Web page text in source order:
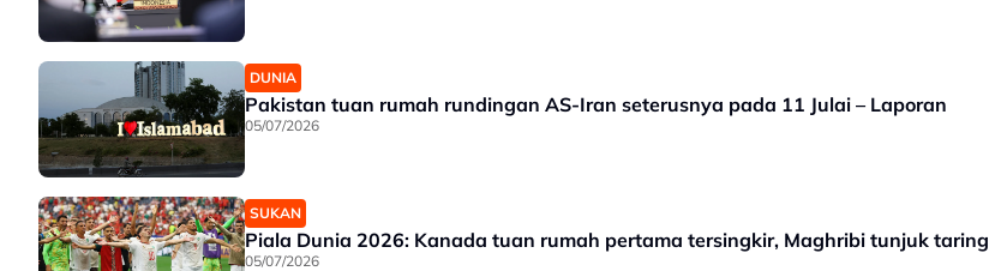
DUNIA
Pakistan tuan rumah rundingan AS-Iran seterusnya pada 11 Julai – Laporan
05/07/2026
SUKAN
Piala Dunia 2026: Kanada tuan rumah pertama tersingkir, Maghribi tunjuk taring
05/07/2026